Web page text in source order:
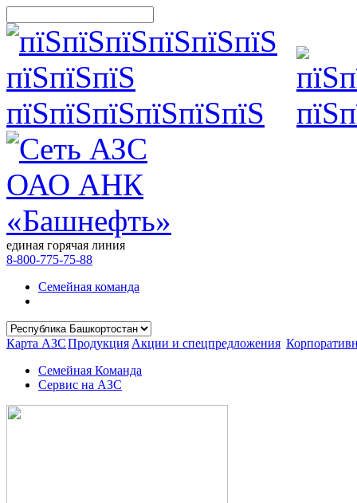
единая горячая линия
8-800-775-75-88
Семейная команда
Карта АЗСПродукция Акции и спецпредложения
Семейная Команда
Сервис на АЗС